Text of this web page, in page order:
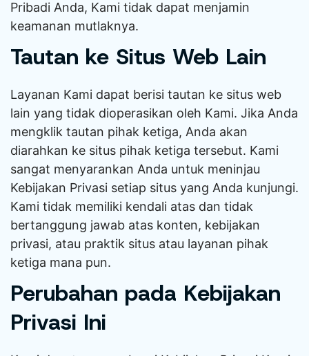
Pribadi Anda, Kami tidak dapat menjamin
keamanan mutlaknya.
Tautan ke Situs Web Lain
Layanan Kami dapat berisi tautan ke situs web
lain yang tidak dioperasikan oleh Kami. Jika Anda
mengklik tautan pihak ketiga, Anda akan
diarahkan ke situs pihak ketiga tersebut. Kami
sangat menyarankan Anda untuk meninjau
Kebijakan Privasi setiap situs yang Anda kunjungi.
Kami tidak memiliki kendali atas dan tidak
bertanggung jawab atas konten, kebijakan
privasi, atau praktik situs atau layanan pihak
ketiga mana pun.
Perubahan pada Kebijakan
Privasi Ini